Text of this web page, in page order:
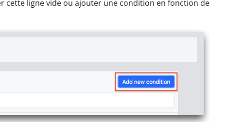
cette ligne vide ou ajouter une condition en fonction de